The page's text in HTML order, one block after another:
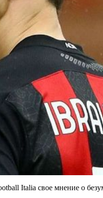
Italia свое мнение о